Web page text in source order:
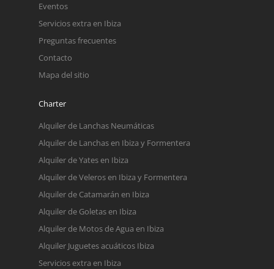
Eventos
Servicios extra en Ibiza
Preguntas frecuentes
Contacto
Mapa del sitio
Charter
Alquiler de Lanchas Neumáticas
Alquiler de Lanchas en Ibiza y Formentera
Alquiler de Yates en Ibiza
Alquiler de Veleros en Ibiza y Formentera
Alquiler de Catamarán en Ibiza
Alquiler de Goletas en Ibiza
Alquiler de Motos de Agua en Ibiza
Alquiler Juguetes acuáticos Ibiza
Servicios extra en Ibiza